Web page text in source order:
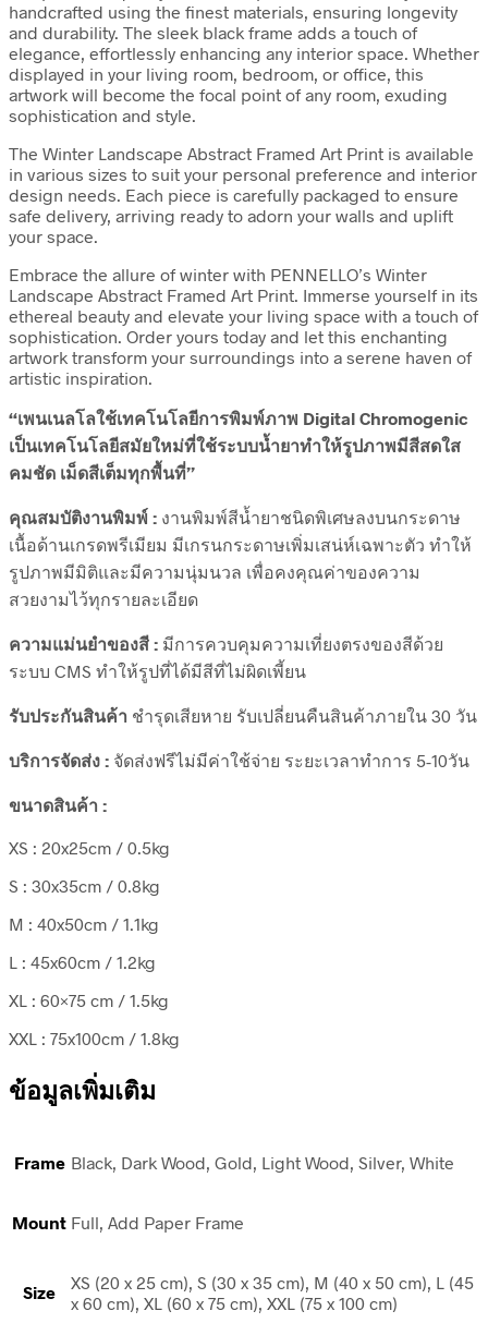
handcrafted using the finest materials, ensuring longevity
and durability. The sleek black frame adds a touch of
elegance, effortlessly enhancing any interior space. Whether
displayed in your living room, bedroom, or office, this
artwork will become the focal point of any room, exuding
sophistication and style.
The Winter Landscape Abstract Framed Art Print is available
in various sizes to suit your personal preference and interior
design needs. Each piece is carefully packaged to ensure
safe delivery, arriving ready to adorn your walls and uplift
your space.
Embrace the allure of winter with PENNELLO’s Winter
Landscape Abstract Framed Art Print. Immerse yourself in its
ethereal beauty and elevate your living space with a touch of
sophistication. Order yours today and let this enchanting
artwork transform your surroundings into a serene haven of
artistic inspiration.
“เพนเนลโลใช้เทคโนโลยีการพิมพ์ภาพ Digital Chromogenic
เป็นเทคโนโลยีสมัยใหม่ที่ใช้ระบบน้ำยาทำให้รูปภาพมีสีสดใส
คมชัด เม็ดสีเต็มทุกพื้นที่”
คุณสมบัติงานพิมพ์ : งานพิมพ์สีน้ำยาชนิดพิเศษลงบนกระดาษ
เนื้อด้านเกรดพรีเมียม มีเกรนกระดาษเพิ่มเสน่ห์เฉพาะตัว ทำให้
รูปภาพมีมิติและมีความนุ่มนวล เพื่อคงคุณค่าของความ
สวยงามไว้ทุกรายละเอียด
ความแม่นยำของสี : มีการควบคุมความเที่ยงตรงของสีด้วย
ระบบ CMS ทำให้รูปที่ได้มีสีที่ไม่ผิดเพี้ยน
รับประกันสินค้า ชำรุดเสียหาย รับเปลี่ยนคืนสินค้าภายใน 30 วัน
บริการจัดส่ง : จัดส่งฟรีไม่มีค่าใช้จ่าย ระยะเวลาทำการ 5-10วัน
ขนาดสินค้า :
XS : 20x25cm / 0.5kg
S : 30x35cm / 0.8kg
M : 40x50cm / 1.1kg
L : 45x60cm / 1.2kg
XL : 60×75 cm / 1.5kg
XXL : 75x100cm / 1.8kg
ข้อมูลเพิ่มเติม
Frame Black, Dark Wood, Gold, Light Wood, Silver, White
Mount Full, Add Paper Frame
Size
XS (20 x 25 cm), S (30 x 35 cm), M (40 x 50 cm), L (45
x 60 cm), XL (60 x 75 cm), XXL (75 x 100 cm)